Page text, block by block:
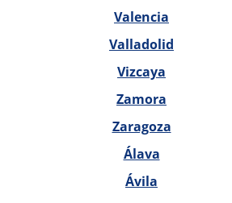
Valencia
Valladolid
Vizcaya
Zamora
Zaragoza
Álava
Ávila